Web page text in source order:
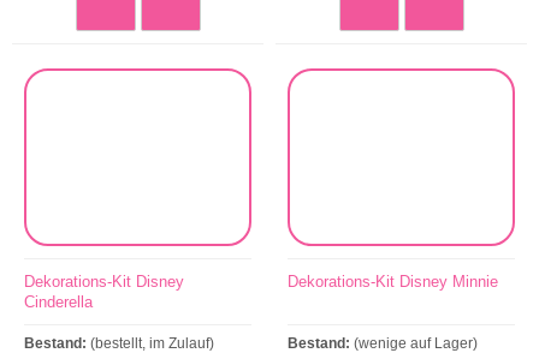
Dekorations-Kit Disney
Cinderella
Bestand: (bestellt, im Zulauf)
Dekorations-Kit Disney Minnie
Bestand: (wenige auf Lager)